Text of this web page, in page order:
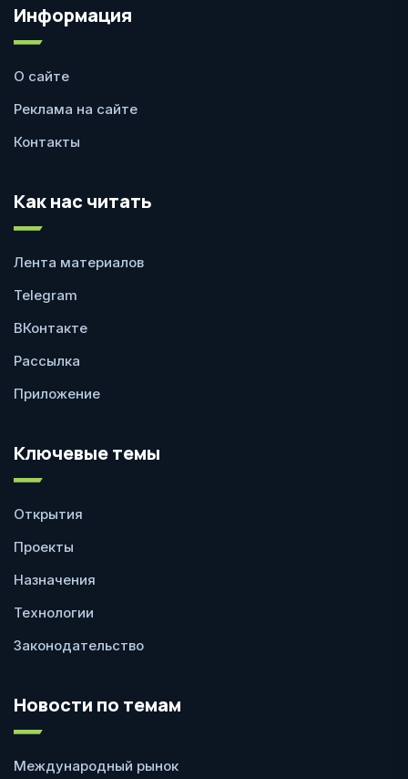
Информация
О сайте
Реклама на сайте
Контакты
Как нас читать
Лента материалов
Telegram
ВКонтакте
Рассылка
Приложение
Ключевые темы
Открытия
Проекты
Назначения
Технологии
Законодательство
Новости по темам
Международный рынок